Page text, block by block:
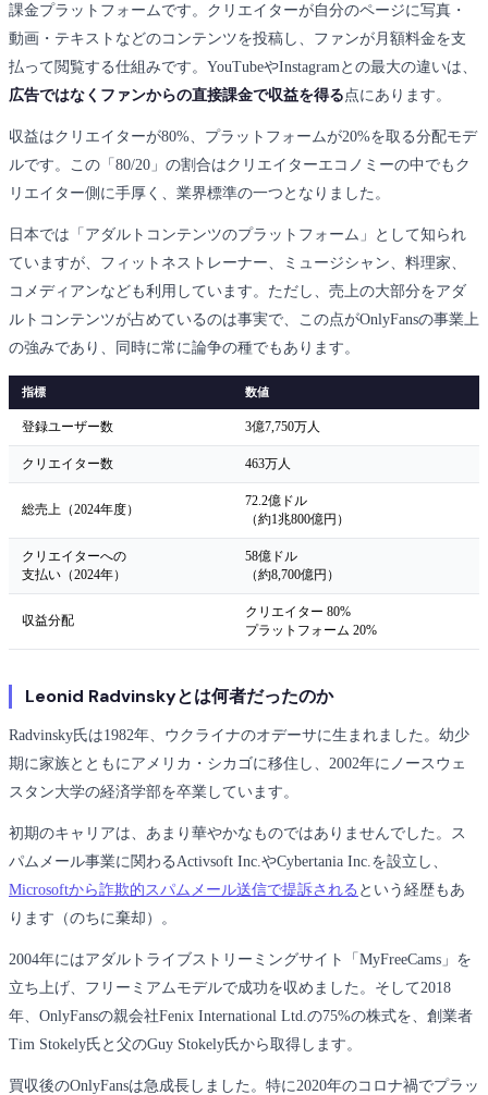
課金プラットフォームです。クリエイターが自分のページに写真・
動画・テキストなどのコンテンツを投稿し、ファンが月額料金を支
払って閲覧する仕組みです。YouTubeやInstagramとの最大の違いは、
広告ではなくファンからの直接課金で収益を得る 点にあります。
収益はクリエイターが80%、プラットフォームが20%を取る分配モデ
ルです。この「80/20」の割合はクリエイターエコノミーの中でもク
リエイター側に手厚く、業界標準の一つとなりました。
日本では「アダルトコンテンツのプラットフォーム」として知られ
ていますが、フィットネストレーナー、ミュージシャン、料理家、
コメディアンなども利用しています。ただし、売上の大部分をアダ
ルトコンテンツが占めているのは事実で、この点がOnlyFansの事業上
の強みであり、同時に常に論争の種でもあります。
指標 数値
登録ユーザー数 3億7,750万人
クリエイター数 463万人
総売上（2024年度）
72.2億ドル
（約1兆800億円）
クリエイターへの
支払い（2024年）
58億ドル
（約8,700億円）
収益分配
クリエイター 80%
プラットフォーム 20%
Leonid Radvinskyとは何者だったのか
Radvinsky氏は1982年、ウクライナのオデーサに生まれました。幼少
期に家族とともにアメリカ・シカゴに移住し、2002年にノースウェ
スタン大学の経済学部を卒業しています。
初期のキャリアは、あまり華やかなものではありませんでした。ス
パムメール事業に関わるActivsoft Inc.やCybertania Inc.を設立し、
Microsoftから詐欺的スパムメール送信で提訴される という経歴もあ
ります（のちに棄却）。
2004年にはアダルトライブストリーミングサイト「MyFreeCams」を
立ち上げ、フリーミアムモデルで成功を収めました。そして2018
年、OnlyFansの親会社Fenix International Ltd.の75%の株式を、創業者
Tim Stokely氏と父のGuy Stokely氏から取得します。
買収後のOnlyFansは急成長しました。特に2020年のコロナ禍でプラッ